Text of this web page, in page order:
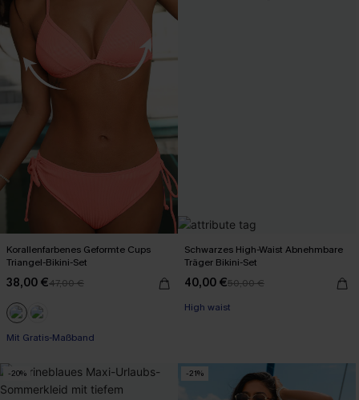
Korallenfarbenes Geformte Cups
Triangel-Bikini-Set
38,00 €47,00 €
Mit Gratis-Maßband
Schwarzes High-Waist Abnehmbare
Träger Bikini-Set
40,00 €50,00 €
High waist
-20% -21%